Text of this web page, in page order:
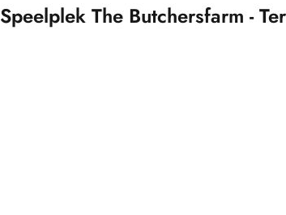
Speelplek The Butchersfarm -